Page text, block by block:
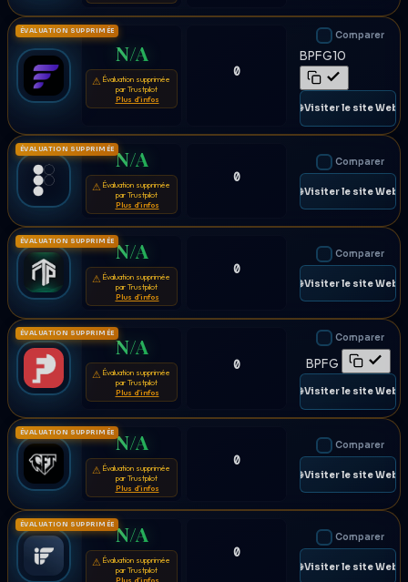
ÉVALUATION SUPPRIMÉE
N/A
⚠ Évaluation supprimée
par Trustpilot
Plus d'infos
0
Comparer
BPFG10
🌐 Visiter le site Web
ÉVALUATION SUPPRIMÉEN/A
⚠ Évaluation supprimée
par Trustpilot
Plus d'infos
0
Comparer
🌐 Visiter le site Web
ÉVALUATION SUPPRIMÉEN/A
⚠ Évaluation supprimée
par Trustpilot
Plus d'infos
0
Comparer
🌐 Visiter le site Web
ÉVALUATION SUPPRIMÉE
N/A
⚠ Évaluation supprimée
par Trustpilot
Plus d'infos
0
Comparer
BPFG
🌐 Visiter le site Web
ÉVALUATION SUPPRIMÉEN/A
⚠ Évaluation supprimée
par Trustpilot
Plus d'infos
0
Comparer
🌐 Visiter le site Web
ÉVALUATION SUPPRIMÉEN/A
⚠ Évaluation supprimée
par Trustpilot
Plus d'infos
0
Comparer
🌐 Visiter le site Web